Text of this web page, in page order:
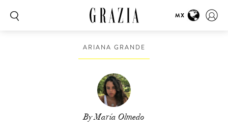
MX
ARIANA GRANDE
By María Olmedo